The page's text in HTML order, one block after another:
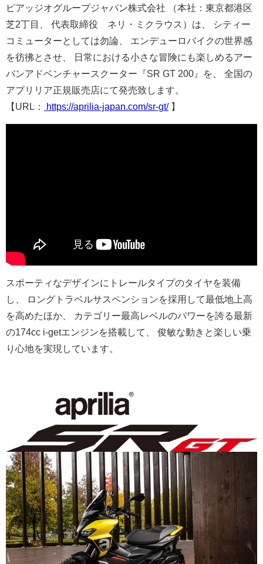
ピアッジオグループジャパン株式会社 （本社：東京都港区
芝2丁目、 代表取締役 ネリ・ミクラウス）は、 シティー
コミューターとしては勿論、 エンデューロバイクの世界感
を彷彿とさせ、 日常における小さな冒険にも楽しめるアー
バンアドベンチャースク ーター『SR GT 200』を、 全国の
アプリリア正規販売店にて発売致します。
【URL：
https://aprilia-japan.com/sr-gt/ 】
スポーティなデザインにトレールタイプのタイヤを装備
し、 ロングトラベルサスペンションを採用して最低地上高
を高めたほか 、 カテゴリー最高レベルのパワーを誇る最新
の174cc i-getエンジンを搭載して、 俊敏な動きと楽しい乗
り心地を実現しています。